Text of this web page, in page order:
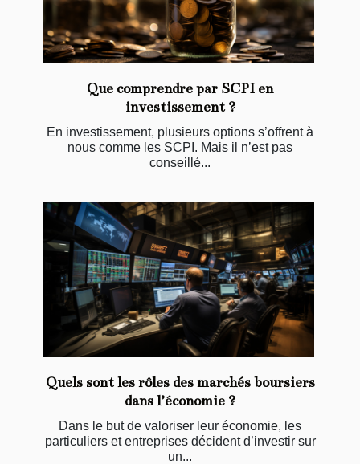
Que comprendre par SCPI en
investissement ?
En investissement, plusieurs options s’offrent à
nous comme les SCPI. Mais il n’est pas
conseillé...
Quels sont les rôles des marchés boursiers
dans l’économie ?
Dans le but de valoriser leur économie, les
particuliers et entreprises décident d’investir sur
un...